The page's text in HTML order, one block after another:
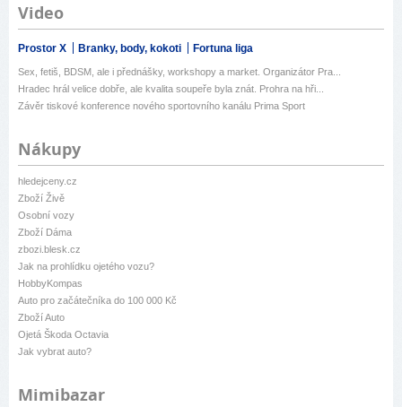
Video
Prostor X Branky, body, kokoti Fortuna liga
Sex, fetiš, BDSM, ale i přednášky, workshopy a market. Organizátor Pra...
Hradec hrál velice dobře, ale kvalita soupeře byla znát. Prohra na hři...
Závěr tiskové konference nového sportovního kanálu Prima Sport
Nákupy
hledejceny.cz
Zboží Živě
Osobní vozy
Zboží Dáma
zbozi.blesk.cz
Jak na prohlídku ojetého vozu?
HobbyKompas
Auto pro začátečníka do 100 000 Kč
Zboží Auto
Ojetá Škoda Octavia
Jak vybrat auto?
Mimibazar